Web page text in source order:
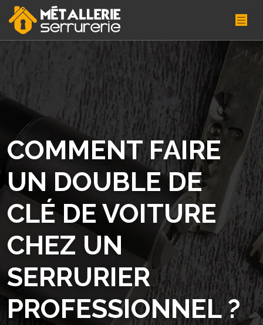
COMMENT FAIRE
UN DOUBLE DE
CLÉ DE VOITURE
CHEZ UN
SERRURIER
PROFESSIONNEL ?